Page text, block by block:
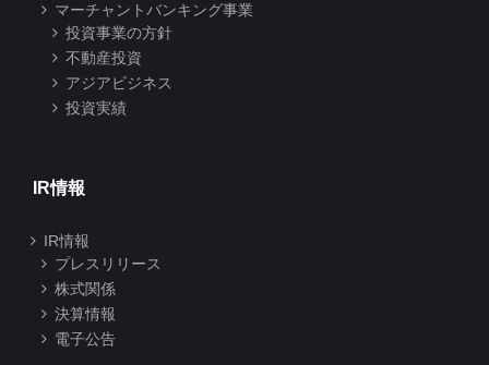
マーチャントバンキング事業
投資事業の方針
不動産投資
アジアビジネス
投資実績
IR情報
IR情報
プレスリリース
株式関係
決算情報
電子公告